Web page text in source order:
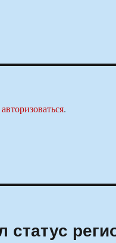
авторизоваться.
статус